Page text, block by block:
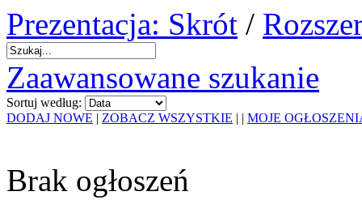
Prezentacja: Skrót /
Zaawansowane szukanie
Sortuj według:
DODAJ NOWE | ZOBACZ WSZYSTKIE | | MOJE
Brak ogłoszeń